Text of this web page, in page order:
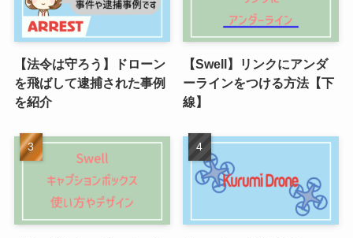
【法令は守ろう】ドローン
を飛ばして逮捕された事例
を紹介
【Swell】リンクにアンダ
ーラインをつける方法【下
線】